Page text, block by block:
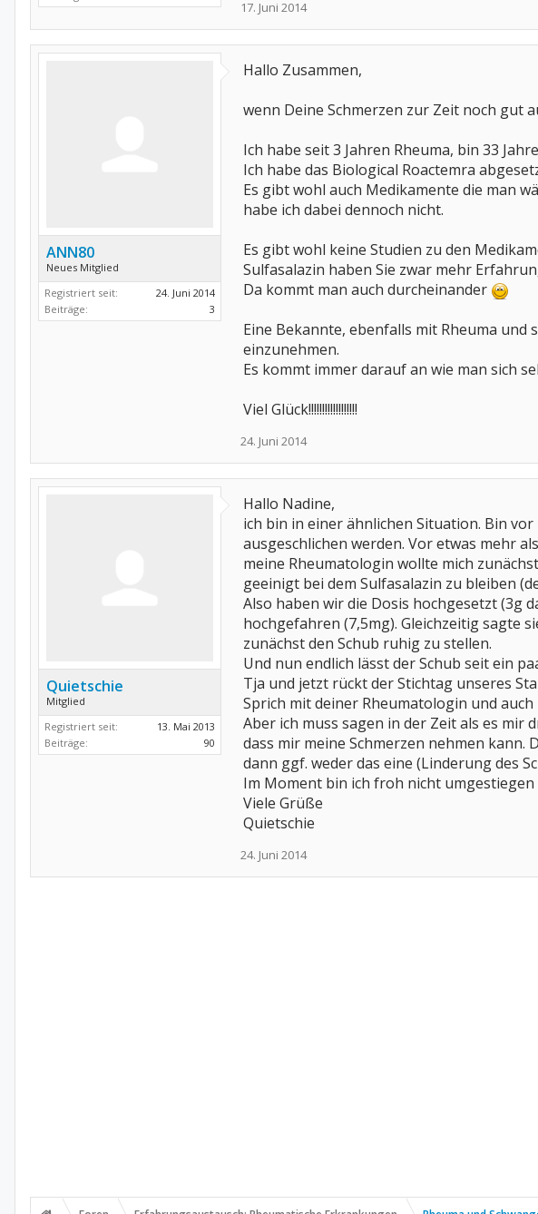
17. Juni 2014
ANN80
Neues Mitglied
Registriert seit:
24. Juni 2014
Beiträge:
3
Hallo Zusammen,
wenn Deine Schmerzen zur Zeit noch gut
Ich habe seit 3 Jahren Rheuma, bin 33
Ich habe das Biological Roactemra
Es gibt wohl auch Medikamente die man
habe ich dabei dennoch nicht.
Es gibt wohl keine Studien zu den
Sulfasalazin haben Sie zwar mehr
Da kommt man auch durcheinander
Eine Bekannte, ebenfalls mit Rheuma und
einzunehmen.
Es kommt immer darauf an wie man sich
Viel Glück!!!!!!!!!!!!!!!!!!
24. Juni 2014
Quietschie
Mitglied
Registriert seit:
13. Mai 2013
Beiträge:
90
Hallo Nadine,
ich bin in einer ähnlichen Situation. Bin
ausgeschlichen werden. Vor etwas mehr
meine Rheumatologin wollte mich
geeinigt bei dem Sulfasalazin zu bleiben
Also haben wir die Dosis hochgesetzt (3g
hochgefahren (7,5mg). Gleichzeitig sagte
zunächst den Schub ruhig zu stellen.
Und nun endlich lässt der Schub seit ein
Tja und jetzt rückt der Stichtag unseres
Sprich mit deiner Rheumatologin und
Aber ich muss sagen in der Zeit als es
dass mir meine Schmerzen nehmen kann.
dann ggf. weder das eine (Linderung des
Im Moment bin ich froh nicht umgestiegen
Viele Grüße
Quietschie
24. Juni 2014